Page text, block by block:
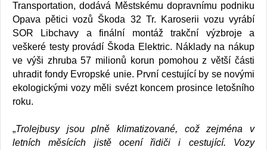
Transportation, dodává Městskému dopravnímu podniku
Opava pětici vozů Škoda 32 Tr. Karoserii vozu vyrábí
SOR Libchavy a finální montáž trakční výzbroje a
veškeré testy provádí Škoda Elektric. Náklady na nákup
ve výši zhruba 57 milionů korun pomohou z větší části
uhradit fondy Evropské unie. První cestující by se novými
ekologickými vozy měli svézt koncem prosince letošního
roku.
„Trolejbusy jsou plně klimatizované, což zejména v
letních měsících jistě ocení řidiči i cestující. Vozy